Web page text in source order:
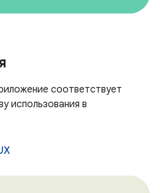
соответствует
использования в